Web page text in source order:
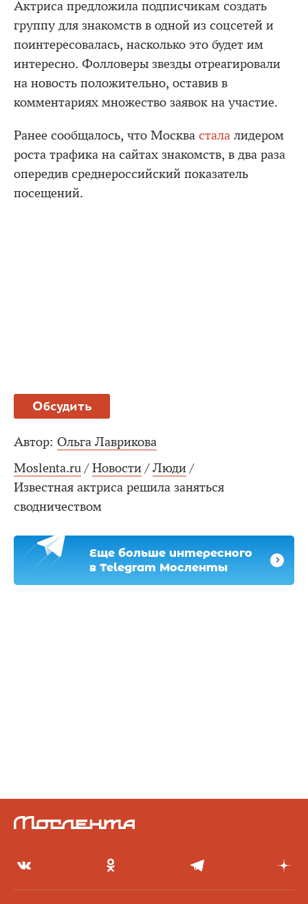
Актриса предложила подписчикам создать
группу для знакомств в одной из соцсетей и
поинтересовалась, насколько это будет им
интересно. Фолловеры звезды отреагировали
на новость положительно, оставив в
комментариях множество заявок на участие.
Ранее сообщалось, что Москва стала лидером
роста трафика на сайтах знакомств, в два раза
опередив среднероссийский показатель
посещений.
Обсудить
Автор: Ольга Лаврикова
Moslenta.ru / Новости / Люди /
Известная актриса решила заняться
сводничеством
Еще больше интересного
в Telegram Мосленты